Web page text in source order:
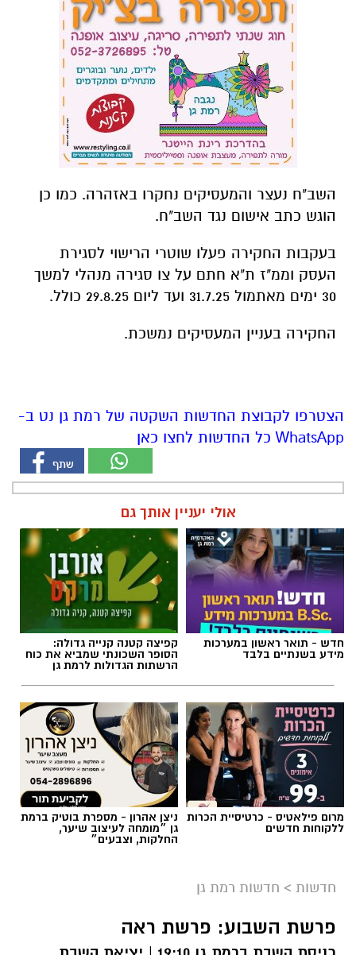
השב"ח נעצר והמעסיקים נחקרו באזהרה. כמו כן
הוגש כתב אישום נגד השב"ח.
בעקבות החקירה פעלו שוטרי הרישוי לסגירת
העסק וממ"ז ת"א חתם על צו סגירה מנהלי למשך
30 ימים מאתמול 31.7.25 ועד ליום 29.8.25 כולל.
החקירה בעניין המעסיקים נמשכת.
הצטרפו לקבוצת החדשות השקטה של רמת גן נט ב-
WhatsApp כל החדשות לחצו כאן
אולי יעניין אותך גם
חדש - תואר ראשון במערכות
מידע בשנתיים בלבד
קפיצה קטנה קנייה גדולה:
הסופר השכונתי שמביא את כוח
הרשתות הגדולות לרמת גן
מרום פילאטיס - כרטיסיית הכרות
ללקוחות חדשים
ניצן אהרון - מספרת בוטיק ברמת
גן ״מומחה לעיצוב שיער,
החלקות, וצבעים״
חדשות > חדשות רמת גן
פרשת השבוע: פרשת ראה